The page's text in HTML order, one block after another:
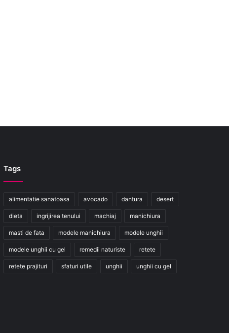
Tags
alimentatie sanatoasa avocado dantura desert
dieta ingrijirea tenului machiaj manichiura
masti de fata modele manichiura modele unghii
modele unghii cu gel remedii naturiste retete
retete prajituri sfaturi utile unghii unghii cu gel